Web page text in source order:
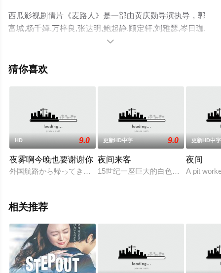
西瓜影视剧情片《麦路人》是一部由黄庆勋导演执导，郭
富城,杨千嬅,万梓良,张达明,鲍起静,顾定轩,刘雅瑟,岑日珈,
劳浩羽,黄悦珈,苏浩才,苗可秀,吴嘉星等演员精彩演绎的中
上西瓜影院，更多相关信息可移步至豆瓣电影、电视猫或

猜你喜欢
HD 9.0
夜雾啊今晚也要谢谢你
外国航路から帰ってきた相良は早速恋人の秋子に電話で求婚
更新HD中字 9.0
夜间来客
15世纪一座巨大的白色城堡里，正
更新HD中字
夜间
A pit
相关推荐